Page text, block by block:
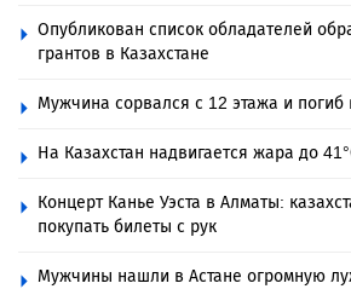
Опубликован список обладателей
грантов в Казахстане
Мужчина сорвался с 12 этажа и погиб
На Казахстан надвигается жара до
Концерт Канье Уэста в Алматы:
покупать билеты с рук
Мужчины нашли в Астане огромную